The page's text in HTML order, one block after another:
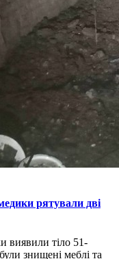
рятували дві
виявили тіло 51-
знищені меблі та